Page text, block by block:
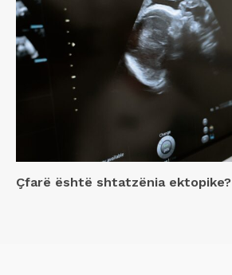
Çfarë është shtatzënia ektopike?